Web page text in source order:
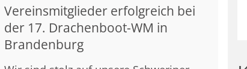
Vereinsmitglieder erfolgreich bei
der 17. Drachenboot-WM in
Brandenburg